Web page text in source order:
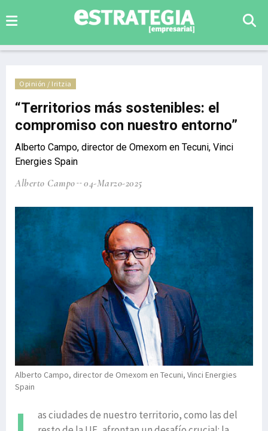
Opinión / Iritzia
“Territorios más sostenibles: el
compromiso con nuestro entorno”
Alberto Campo, director de Omexom en Tecuni, Vinci
Energies Spain
Alberto Campo 04-Marzo-2025
Alberto Campo, director de Omexom en Tecuni, Vinci Energies
Spain
as ciudades de nuestro territorio, como las del